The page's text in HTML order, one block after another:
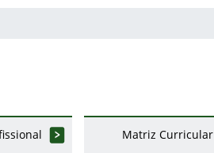
Matriz Curricular